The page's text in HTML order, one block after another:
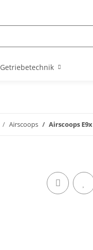
Getriebetechnik
Airscoops Airscoops E9x